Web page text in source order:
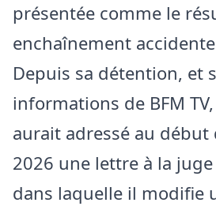
présentée comme le
enchaînement
Depuis sa détention, et
informations de BFM
aurait adressé au début
2026 une lettre à la
dans laquelle il modifie